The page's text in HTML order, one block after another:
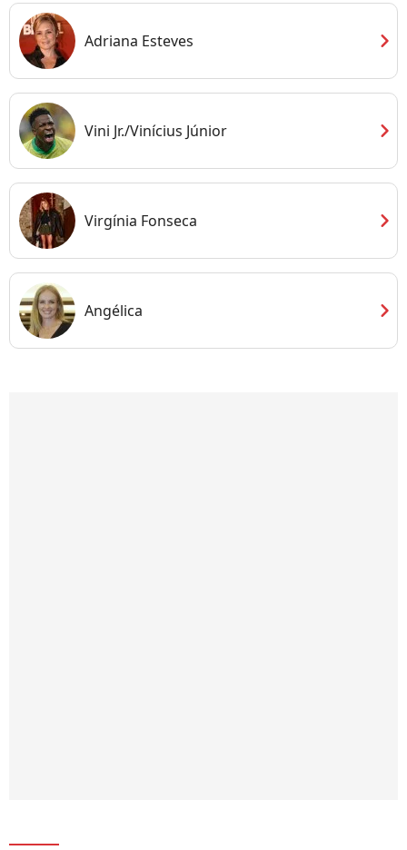
Adriana Esteves chevron_right
Vini Jr./Vinícius Júnior chevron_right
Virgínia Fonseca chevron_right
Angélica chevron_right